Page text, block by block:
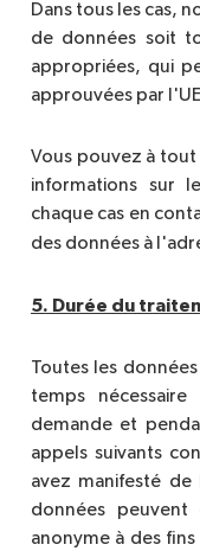
Dans tous les cas,
de données soit
appropriées, qui
approuvées par
Vous pouvez à
informations sur
chaque cas en
des données à
5. Durée du
Toutes les
temps
demande et
appels suivants
avez manifesté
données peuvent
anonyme à des